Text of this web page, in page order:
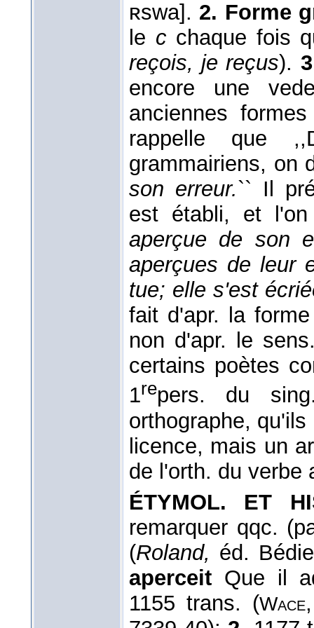
ʀswa]. 2. Forme
le c chaque fois
reçois, je reçus).
encore une
anciennes
rappelle que
grammairiens, on
son erreur.`` Il
est établi, et
aperçue de son
aperçues de leur
tue; elle s'est
fait d'apr. la
non d'apr. le
certains poètes
1repers. du
orthographe,
licence, mais un
de l'orth. du
ÉTYMOL. ET
remarquer qqc.
(Roland, éd.
aperceit Que il
1155 trans. (Wace